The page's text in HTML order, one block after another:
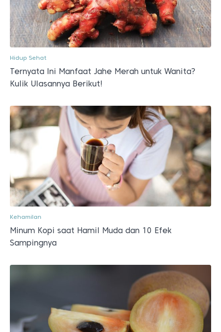
Hidup Sehat
Ternyata Ini Manfaat Jahe Merah untuk Wanita?
Kulik Ulasannya Berikut!
Kehamilan
Minum Kopi saat Hamil Muda dan 10 Efek
Sampingnya